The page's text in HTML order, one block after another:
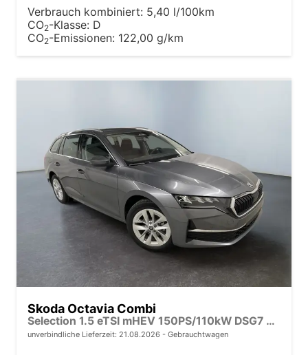
Verbrauch kombiniert: 5,40 l/100km
CO2-Klasse: D
CO2-Emissionen: 122,00 g/km
Skoda Octavia Combi
Selection 1.5 eTSI mHEV 150PS/110kW DSG7 2026 +AHK+SUNSET+3-ZONE+RFK+KESSY+EL.HECK+BHZ. LENKRAD
unverbindliche Lieferzeit: 21.08.2026 Gebrauchtwagen